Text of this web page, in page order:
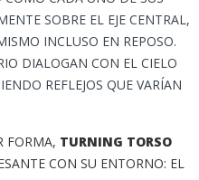
SOBRE EL EJE CENTRAL,
INCLUSO EN REPOSO.
DIALOGAN CON EL CIELO
REFLEJOS QUE VARÍAN
FORMA, TURNING TORSO
CON SU ENTORNO: EL